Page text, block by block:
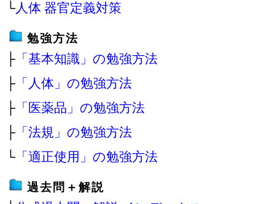
└人体 器官定義対策
勉強方法
├ 「基本知識」の勉強方法
├ 「人体」の勉強方法
├ 「医薬品」の勉強方法
├ 「法規」の勉強方法
└ 「適正使用」の勉強方法
過去問＋解説